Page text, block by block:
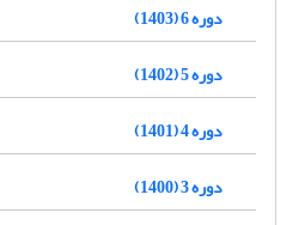
دوره 6 (1403)
دوره 5 (1402)
دوره 4 (1401)
دوره 3 (1400)